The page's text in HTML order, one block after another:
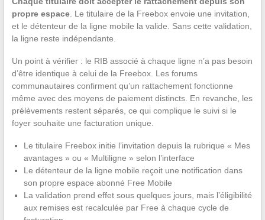
propre espace. Le titulaire de la Freebox envoie une invitation,
et le détenteur de la ligne mobile la valide. Sans cette validation,
la ligne reste indépendante.
Un point à vérifier : le RIB associé à chaque ligne n’a pas besoin
d’être identique à celui de la Freebox. Les forums
communautaires confirment qu’un rattachement fonctionne
même avec des moyens de paiement distincts. En revanche, les
prélèvements restent séparés, ce qui complique le suivi si le
foyer souhaite une facturation unique.
Le titulaire Freebox initie l’invitation depuis la rubrique « Mes
avantages » ou « Multiligne » selon l’interface
Le détenteur de la ligne mobile reçoit une notification dans
son propre espace abonné Free Mobile
La validation prend effet sous quelques jours, mais l’éligibilité
aux remises est recalculée par Free à chaque cycle de